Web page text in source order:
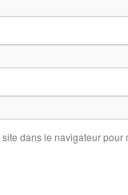
dans le navigateur